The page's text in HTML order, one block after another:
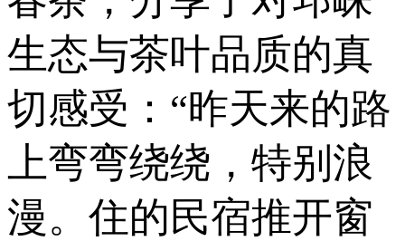
生态与茶叶品质的真
切感受：“昨天来的路
上弯弯绕绕，特别浪
漫。住的民宿推开窗